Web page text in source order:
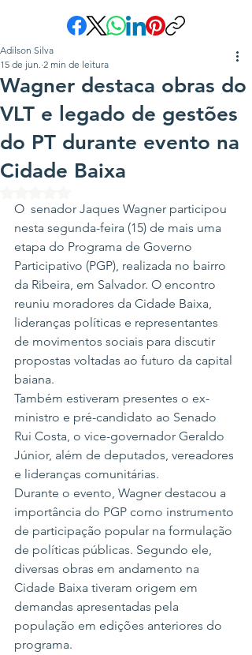
Wagner destaca obras do
VLT e legado de gestões
do PT durante evento na
Cidade Baixa
Adilson Silva
15 de jun. 2 min de leitura
O  senador Jaques Wagner participou
nesta segunda-feira (15) de mais uma
etapa do Programa de Governo
Participativo (PGP), realizada no bairro
da Ribeira, em Salvador. O encontro
reuniu moradores da Cidade Baixa,
lideranças políticas e representantes
de movimentos sociais para discutir
propostas voltadas ao futuro da capital
baiana.
Também estiveram presentes o ex-
ministro e pré-candidato ao Senado
Rui Costa, o vice-governador Geraldo
Júnior, além de deputados, vereadores
e lideranças comunitárias.
Durante o evento, Wagner destacou a
importância do PGP como instrumento
de participação popular na formulação
de políticas públicas. Segundo ele,
diversas obras em andamento na
Cidade Baixa tiveram origem em
demandas apresentadas pela
população em edições anteriores do
programa.